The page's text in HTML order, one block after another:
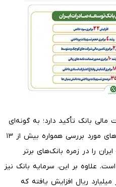
بانک تأکید دارد؛ به گونه‌ای
که نسبت کفایت سرمایه طی سال‌های مورد بررسی همواره بیش از ۱۳
را در زمره بانک‌های برتر
علاوه بر این، سرمایه بانک نیز
میلیارد ریال به ۱۹۵ هزار میلیارد ریال افزایش یافته که